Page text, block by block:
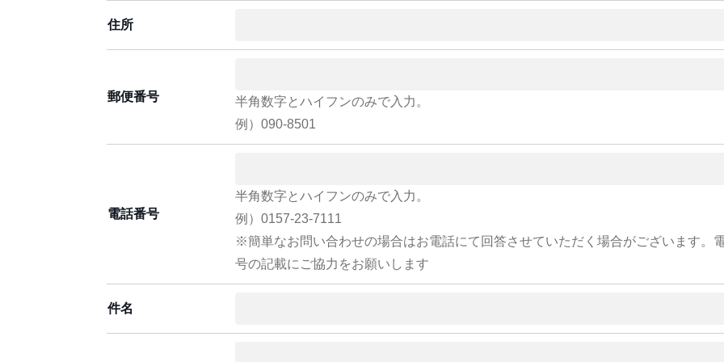
住所
郵便番号
半角数字とハイフンのみで入力。
例）090-8501
電話番号
半角数字とハイフンのみで入力。
例）0157-23-7111
※簡単なお問い合わせの場合はお電話にて回答させていただく場合がございます。
号の記載にご協力をお願いします
件名